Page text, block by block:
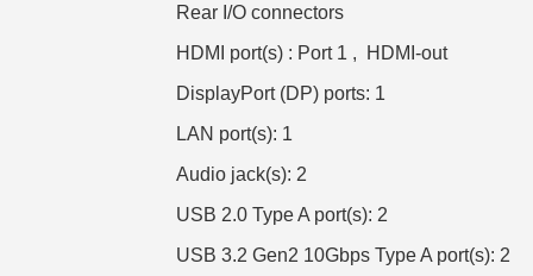
Rear I/O connectors
HDMI port(s) : Port 1 , HDMI-out
DisplayPort (DP) ports: 1
LAN port(s): 1
Audio jack(s): 2
USB 2.0 Type A port(s): 2
USB 3.2 Gen2 10Gbps Type A port(s): 2